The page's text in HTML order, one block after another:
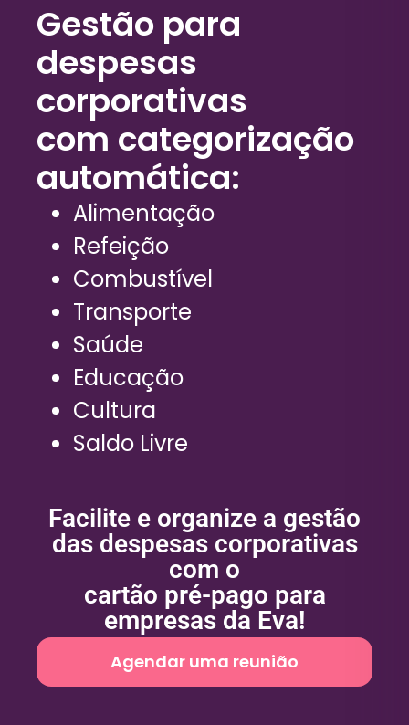
Gestão para
despesas
corporativas
com categorização
automática:
Alimentação
Refeição
Combustível
Transporte
Saúde
Educação
Cultura
Saldo Livre
Facilite e organize a gestão
das despesas corporativas
com o
cartão pré-pago para
empresas da Eva!
Agendar uma reunião